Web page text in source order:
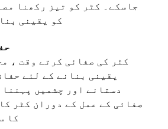
جاسکے۔ کٹر کو تیز رکھنا
کو یقینی
کٹر کی صفائی کرتے وقت ،
یقینی بنانے کے لئے
دستانے اور چشمیں پہننا
صفائی کے عمل کے دوران کٹر
کا